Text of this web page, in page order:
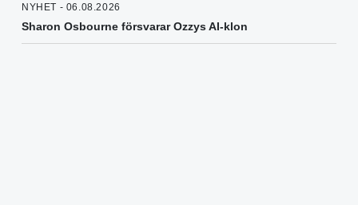
NYHET - 06.08.2026
Sharon Osbourne försvarar Ozzys AI-klon